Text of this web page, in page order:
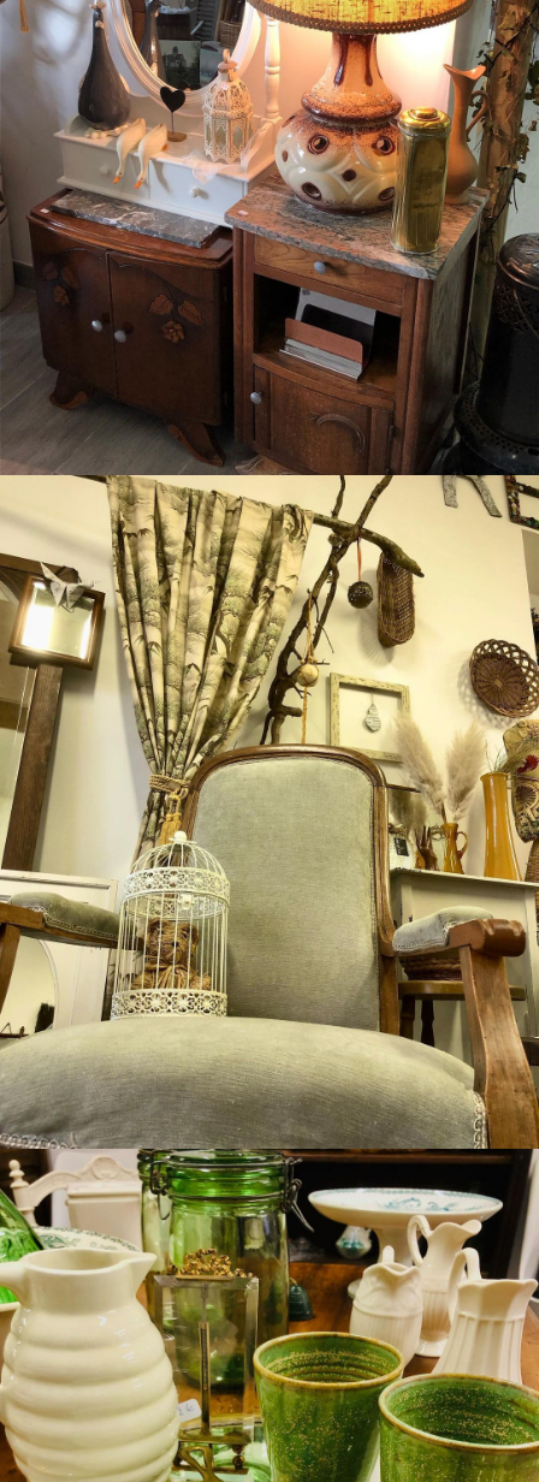
Boutique Mamers
Les pépites de la semaine
Boutique Mamers
Les pépites de la semaine